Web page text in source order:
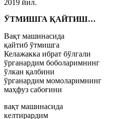
2019 йил.
ЎТМИШГА ҚАЙТИШ…
Вақт машинасида
қайтиб ўтмишга
Келажакка ибрат бўлгали
ўрганардим боболаримнинг
ўлкан қалбини
ўрганардим момоларимнинг
маҳфуз сабоғини
вақт машинасида
келтирардим